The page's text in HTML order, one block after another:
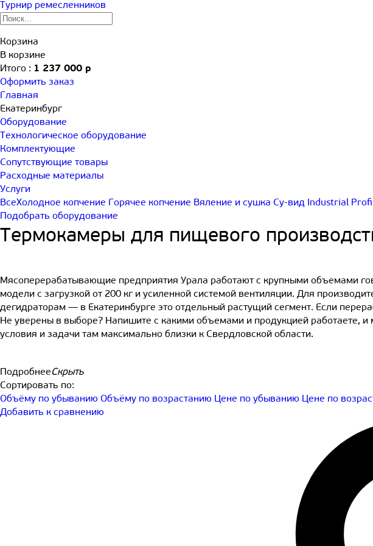
Турнир ремесленников
Корзина
В корзине
Итого : 1 237 000 р
Оформить заказ
Главная
Екатеринбург
Оборудование
Технологическое оборудование
Комплектующие
Сопутствующие товары
Расходные материалы
Услуги
ВсеХолодное копчение Горячее копчение Вяление и сушка Су-вид Industrial Profi
Подобрать оборудование
Термокамеры для пищевого
Мясоперерабатывающие предприятия Урала работают с крупными объемами
модели с загрузкой от 200 кг и усиленной системой вентиляции. Для
дегидраторам — в Екатеринбурге это отдельный растущий сегмент. Если
Не уверены в выборе? Напишите с какими объемами и продукцией
условия и задачи там максимально близки к Свердловской области.
ПодробнееСкрыть
Сортировать по:
Объёму по убыванию Объёму по возрастанию Цене по убыванию Цене по
Добавить к сравнению